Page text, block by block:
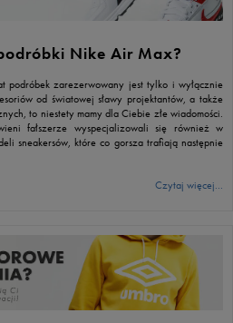
Nike Air Max?
podróbek zarezerwowany jest tylko i wyłącznie
od światowej sławy projektantów, a także
to niestety mamy dla Ciebie złe wiadomości.
fałszerze wyspecjalizowali się również w
sneakersów, które co gorsza trafiają następnie
Czytaj więcej...